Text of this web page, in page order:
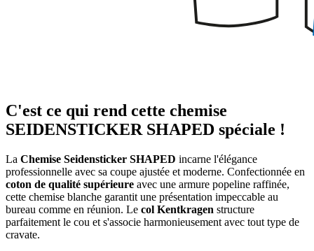
C'est ce qui rend cette chemise
SEIDENSTICKER SHAPED spéciale !
La Chemise Seidensticker SHAPED incarne l'élégance
professionnelle avec sa coupe ajustée et moderne. Confectionnée en
coton de qualité supérieure avec une armure popeline raffinée,
cette chemise blanche garantit une présentation impeccable au
bureau comme en réunion. Le col Kentkragen structure
parfaitement le cou et s'associe harmonieusement avec tout type de
cravate.